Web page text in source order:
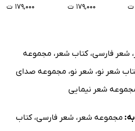
۱۷۹,۰۰۰ ت
۱۷۹,۰۰۰ ت
، شعر فارسی،کتاب شعر ، مجموعه
شعر نو، شعر نو، مجموعه صدای
شعر نیمایی
مجموعه شعر ، شعر فارسی،کتاب